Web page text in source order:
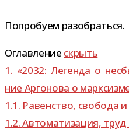
Попробуем разо­браться.
Оглавление скрыть
1. «2032: Легенда о
ние Аргонова о
1.1. Равенство, сво­бода и
1.2.Автоматизация, труд